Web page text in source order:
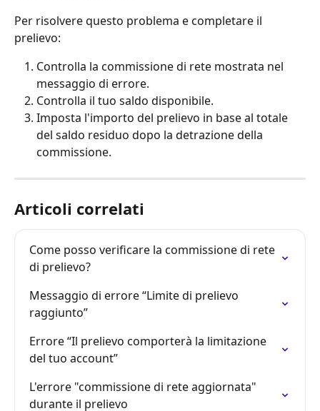
Per risolvere questo problema e completare il
prelievo:
Controlla la commissione di rete mostrata nel
messaggio di errore.
Controlla il tuo saldo disponibile.
Imposta l'importo del prelievo in base al totale
del saldo residuo dopo la detrazione della
commissione.
Articoli correlati
Come posso verificare la commissione di rete
di prelievo?
Messaggio di errore “Limite di prelievo
raggiunto”
Errore “Il prelievo comporterà la limitazione
del tuo account”
L'errore "commissione di rete aggiornata"
durante il prelievo